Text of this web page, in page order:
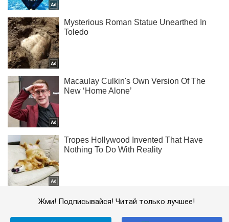
Жми! Подписывайся! Читай только лучшее!